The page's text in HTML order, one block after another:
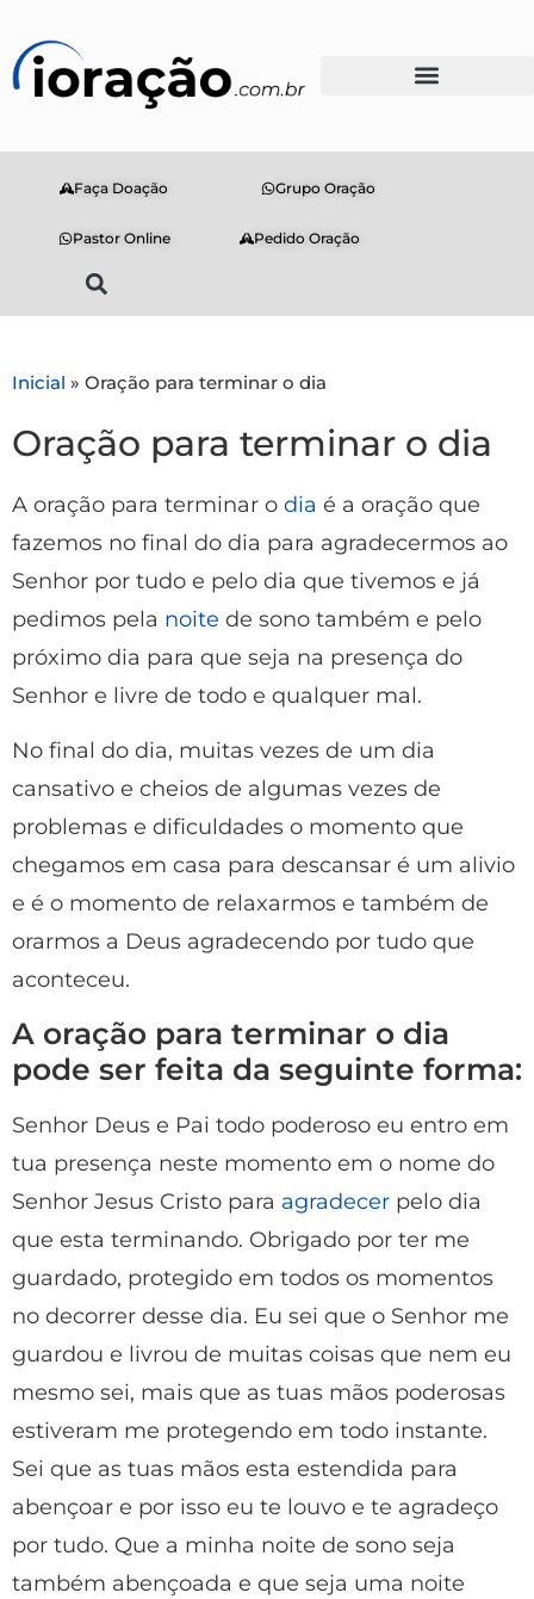
Faça Doação Grupo Oração
Pastor Online Pedido Oração
Inicial » Oração para terminar o dia
Oração para terminar o dia
A oração para terminar o dia é a oração que
fazemos no final do dia para agradecermos ao
Senhor por tudo e pelo dia que tivemos e já
pedimos pela noite de sono também e pelo
próximo dia para que seja na presença do
Senhor e livre de todo e qualquer mal.
No final do dia, muitas vezes de um dia
cansativo e cheios de algumas vezes de
problemas e dificuldades o momento que
chegamos em casa para descansar é um alivio
e é o momento de relaxarmos e também de
orarmos a Deus agradecendo por tudo que
aconteceu.
A oração para terminar o dia
pode ser feita da seguinte forma:
Senhor Deus e Pai todo poderoso eu entro em
tua presença neste momento em o nome do
Senhor Jesus Cristo para agradecer pelo dia
que esta terminando. Obrigado por ter me
guardado, protegido em todos os momentos
no decorrer desse dia. Eu sei que o Senhor me
guardou e livrou de muitas coisas que nem eu
mesmo sei, mais que as tuas mãos poderosas
estiveram me protegendo em todo instante.
Sei que as tuas mãos esta estendida para
abençoar e por isso eu te louvo e te agradeço
por tudo. Que a minha noite de sono seja
também abençoada e que seja uma noite